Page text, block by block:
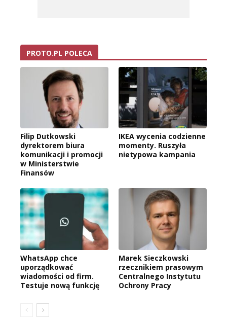
PROTO.PL POLECA
Filip Dutkowski
dyrektorem biura
komunikacji i promocji
w Ministerstwie
Finansów
IKEA wycenia codzienne
momenty. Ruszyła
nietypowa kampania
WhatsApp chce
uporządkować
wiadomości od firm.
Testuje nową funkcję
Marek Sieczkowski
rzecznikiem prasowym
Centralnego Instytutu
Ochrony Pracy